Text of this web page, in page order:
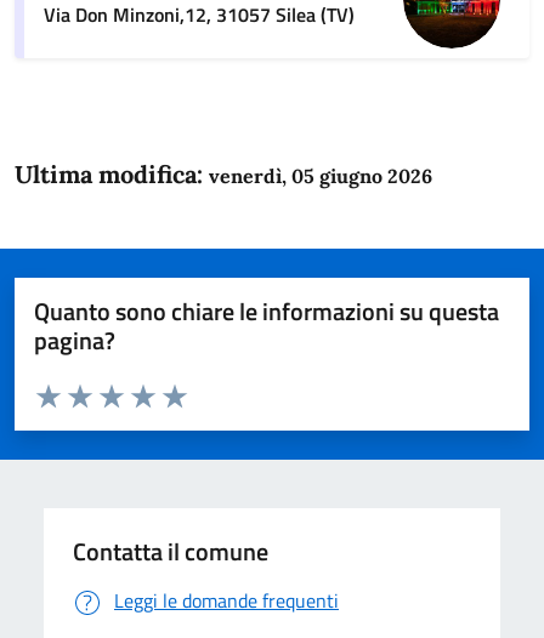
Via Don Minzoni,12, 31057 Silea (TV)
Ultima modifica: venerdì, 05 giugno 2026
Quanto sono chiare le informazioni su questa
pagina?
Domanda
Valuta da 1 a 5 stelle la pagina
Valuta 5 stelle su 5
Valuta 4 stelle su 5
Valuta 3 stelle su 5
Valuta 2 stelle su 5
Valuta 1 stelle su 5
Contatta il comune
Leggi le domande frequenti